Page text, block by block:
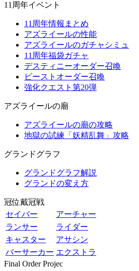
11周年イベント
11周年情報まとめ
アズライールの性能
アズライールのガチャシミュ
11周年福袋ガチャ
デスティニーオーダー召喚
ビーストオーダー召喚
強化クエスト第20弾
アズライールの廟
アズライールの廟の攻略
地獄の試練「妖精乱舞」攻略
グランドグラフ
グランドグラフ解説
グランドの変え方
冠位戴冠戦
セイバー
アーチャー
ランサー
ライダー
キャスター
アサシン
バーサーカー エクストラ
Final Order Projec